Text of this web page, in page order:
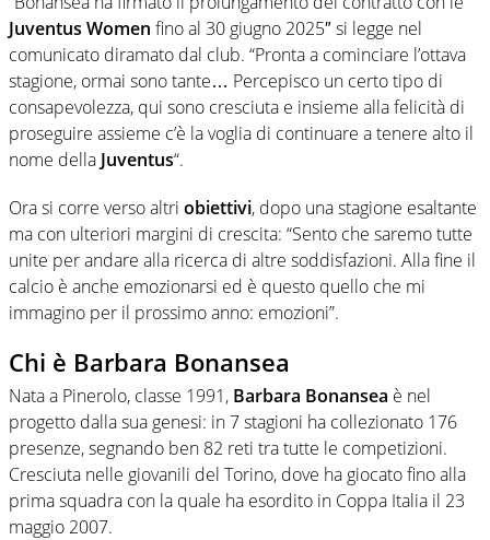
Juventus Women fino al 30 giugno 2025″ si legge nel
comunicato diramato dal club. “Pronta a cominciare l’ottava
stagione, ormai sono tante… Percepisco un certo tipo di
consapevolezza, qui sono cresciuta e insieme alla felicità di
proseguire assieme c’è la voglia di continuare a tenere alto il
nome della Juventus“.
Ora si corre verso altri obiettivi, dopo una stagione esaltante
ma con ulteriori margini di crescita: “Sento che saremo tutte
unite per andare alla ricerca di altre soddisfazioni. Alla fine il
calcio è anche emozionarsi ed è questo quello che mi
immagino per il prossimo anno: emozioni”.
Chi è Barbara Bonansea
Nata a Pinerolo, classe 1991, Barbara Bonansea è nel
progetto dalla sua genesi: in 7 stagioni ha collezionato 176
presenze, segnando ben 82 reti tra tutte le competizioni.
Cresciuta nelle giovanili del Torino, dove ha giocato fino alla
prima squadra con la quale ha esordito in Coppa Italia il 23
maggio 2007.